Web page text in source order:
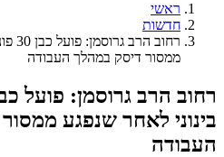
ראשי
חדשות
ממסור דיסק במהלך העבודה
בינוני לאחר שנפגע
העבודה